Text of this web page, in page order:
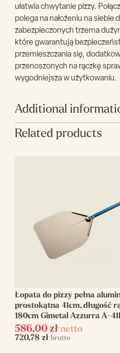
ułatwia chwytanie pizzy.
polega na nałożeniu na
zabezpieczonych trzema
które gwarantują
przemieszczania się,
przenoszonych na rączkę
wygodniejsza w użytkowaniu.
Additional
Producent Gimetal
Długość
całkowita(cm)
160
Linia Azzurra
Related products
Łopata do pizzy pełna
prostokątna 41cm, długość
180cm Gimetal Azzurra A-
586,00 zł netto
720,78 zł brutto